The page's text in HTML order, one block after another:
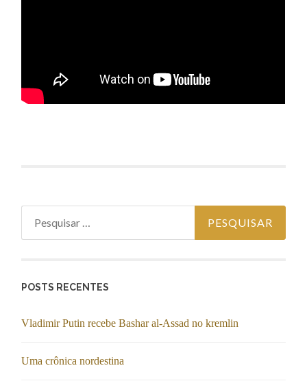
POSTS RECENTES
Vladimir Putin recebe Bashar al-Assad no kremlin
Uma crônica nordestina